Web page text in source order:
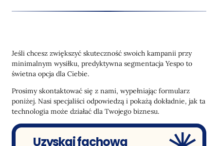
Jeśli chcesz zwiększyć skuteczność swoich kampanii przy
minimalnym wysiłku, predyktywna segmentacja Yespo to
świetna opcja dla Ciebie.
Prosimy skontaktować się z nami, wypełniając formularz
poniżej. Nasi specjaliści odpowiedzą i pokażą dokładnie, jak ta
technologia może działać dla Twojego biznesu.
Uzyskaj fachową